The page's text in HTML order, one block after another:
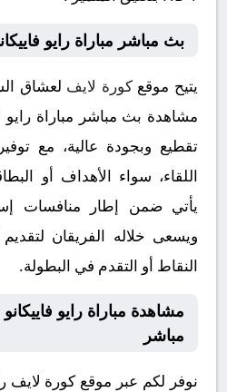
بث مباشر مباراة رايو
يتيح موقعكورة لايف لعشاق
مشاهدة بث مباشر مباراة رايو
تقطيع وبجودة عالية، مع
اللقاء، سواء الأهداف أو
يأتي ضمن إطار منافسات
ويسعى خلاله الفريقان
النقاط أو التقدم في البطولة.
مشاهدة مباراة رايو
مباشر
نوفر لكم عبر موقع كورة لايف